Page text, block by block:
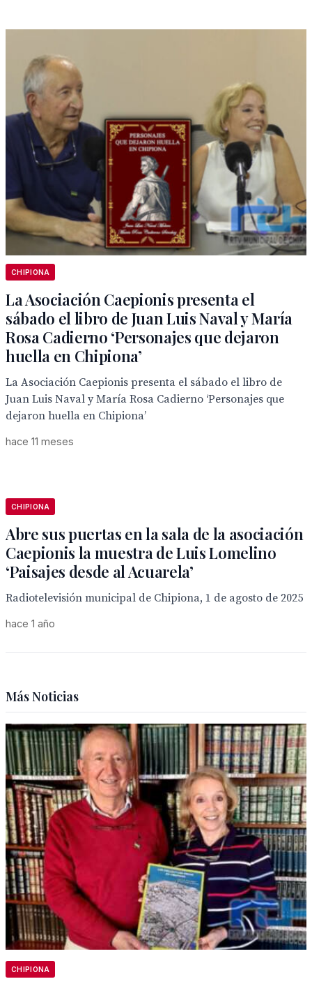
CHIPIONA
La Asociación Caepionis presenta el
sábado el libro de Juan Luis Naval y María
Rosa Cadierno ‘Personajes que dejaron
huella en Chipiona’
La Asociación Caepionis presenta el sábado el libro de
Juan Luis Naval y María Rosa Cadierno ‘Personajes que
dejaron huella en Chipiona’
hace 11 meses
CHIPIONA
Abre sus puertas en la sala de la asociación
Caepionis la muestra de Luis Lomelino
‘Paisajes desde al Acuarela’
Radiotelevisión municipal de Chipiona, 1 de agosto de 2025
hace 1 año
Más Noticias
CHIPIONA